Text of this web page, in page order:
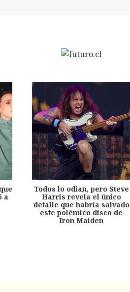
a
Todos lo odian, pero Steve
Harris revela el único
detalle que habría salvado
este polémico disco de
Iron Maiden